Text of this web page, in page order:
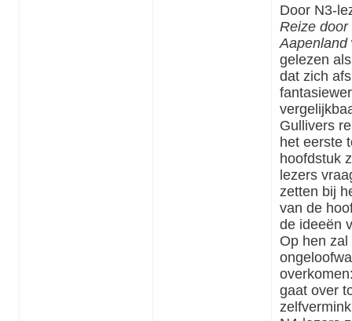
Door N3-
Reize door
Aapenland
gelezen
dat zich
Gullivers
het eerste
hoofdstuk
lezers
zetten bij
van de
de ideeën
Op hen
gaat over